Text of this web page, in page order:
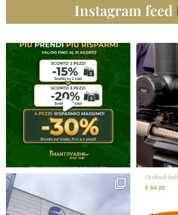
Instagram feed